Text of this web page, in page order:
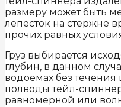
размеру может быть
лепесток на стержне
прочих равных
Груз выбирается
глубин, в данном
водоёмах без течения
полводы тейл-
равномерной или